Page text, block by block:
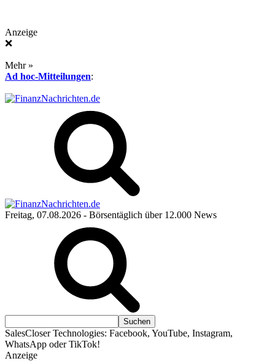
Anzeige
❌
Mehr »
Ad hoc-Mitteilungen:
Freitag, 07.08.2026 - Börsentäglich über 12.000 News
SalesCloser Technologies: Facebook, YouTube, Instagram,
WhatsApp oder TikTok!
Anzeige